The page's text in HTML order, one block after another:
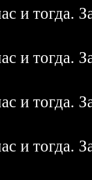
и тогда.
и тогда.
и тогда.
и тогда.